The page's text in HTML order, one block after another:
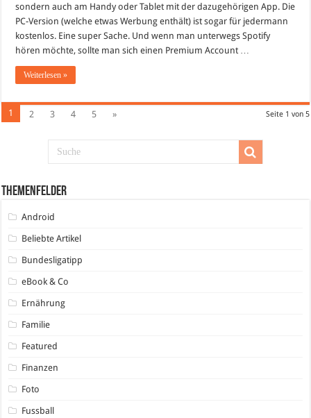
sondern auch am Handy oder Tablet mit der dazugehörigen App. Die
PC-Version (welche etwas Werbung enthält) ist sogar für jedermann
kostenlos. Eine super Sache. Und wenn man unterwegs Spotify
hören möchte, sollte man sich einen Premium Account …
Weiterlesen »
Seite 1 von 5
1 2 3 4 5 »
Themenfelder
Android
Beliebte Artikel
Bundesligatipp
eBook & Co
Ernährung
Familie
Featured
Finanzen
Foto
Fussball